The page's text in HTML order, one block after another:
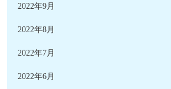
2022年9月
2022年8月
2022年7月
2022年6月